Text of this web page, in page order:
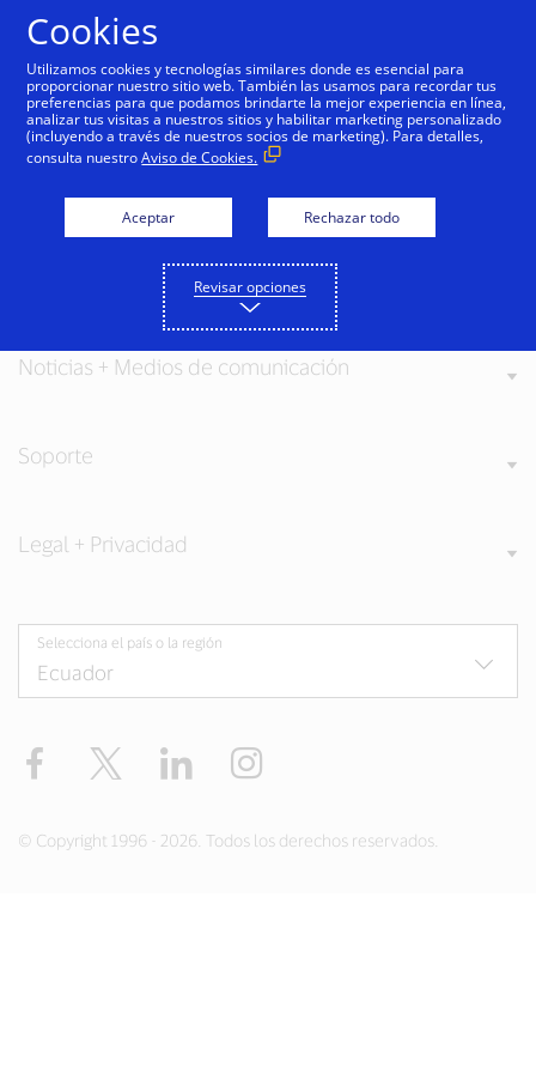
Nuestros valores
Noticias + Medios de comunicación
Soporte
Legal + Privacidad
Selecciona el país o la región
Facebook Twitter LinkedIn
© Copyright 1996 - 2026. Todos los derechos reservados.
Cookies
Utilizamos cookies y tecnologías similares donde es esencial para
proporcionar nuestro sitio web. También las usamos para recordar tus
preferencias para que podamos brindarte la mejor experiencia en línea,
analizar tus visitas a nuestros sitios y habilitar marketing personalizado
(incluyendo a través de nuestros socios de marketing). Para detalles,
consulta nuestroAviso de Cookies.
Aceptar Rechazar todo
Revisar opciones